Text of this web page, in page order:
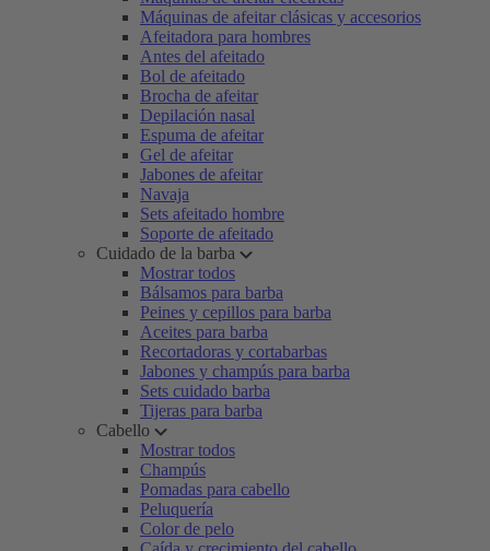
Máquinas de afeitar clásicas y accesorios
Afeitadora para hombres
Antes del afeitado
Bol de afeitado
Brocha de afeitar
Depilación nasal
Espuma de afeitar
Gel de afeitar
Jabones de afeitar
Navaja
Sets afeitado hombre
Soporte de afeitado
Cuidado de la barba
Mostrar todos
Bálsamos para barba
Peines y cepillos para barba
Aceites para barba
Recortadoras y cortabarbas
Jabones y champús para barba
Sets cuidado barba
Tijeras para barba
Cabello
Mostrar todos
Champús
Pomadas para cabello
Peluquería
Color de pelo